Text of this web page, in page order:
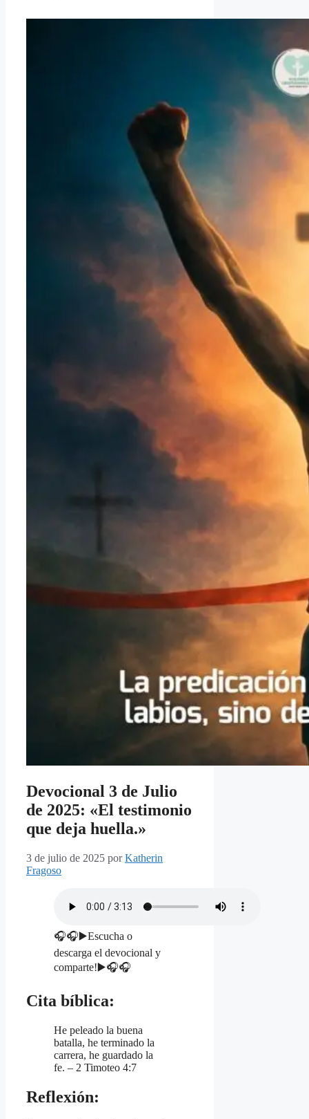
Devocional 3 de Julio
de 2025: «El testimonio
que deja huella.»
3 de julio de 2025 porKatherin
Fragoso
🎧🎧▶️Escucha o
descarga el devocional y
comparte!▶️🎧🎧
Cita bíblica:
He peleado la buena
batalla, he terminado la
carrera, he guardado la
fe. – 2 Timoteo 4:7
Reflexión: